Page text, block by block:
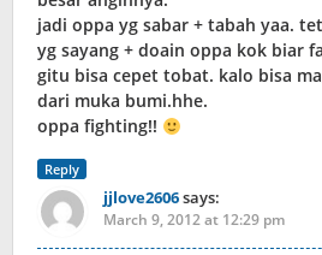
jadi oppa yg sabar + tabah yaa.
yg sayang + doain oppa kok biar
gitu bisa cepet tobat. kalo bisa
dari muka bumi.hhe.
oppa fighting!!
Reply
jjlove2606says:
March 9, 2012 at 12:29 pm